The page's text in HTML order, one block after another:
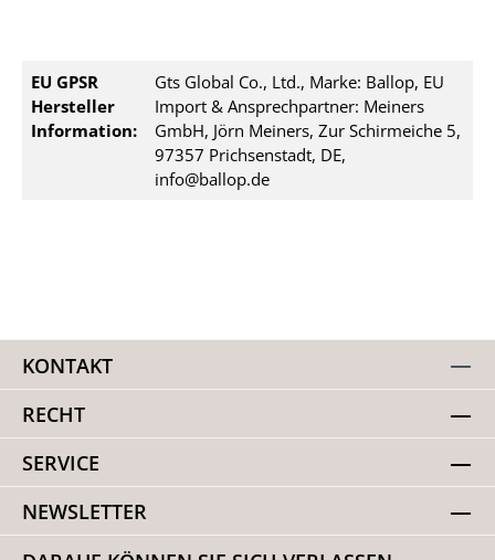
EU GPSR
Hersteller
Information:
Gts Global Co., Ltd., Marke: Ballop, EU
Import & Ansprechpartner: Meiners
GmbH, Jörn Meiners, Zur Schirmeiche 5,
97357 Prichsenstadt, DE,
info@ballop.de
KONTAKT
RECHT
SERVICE
NEWSLETTER